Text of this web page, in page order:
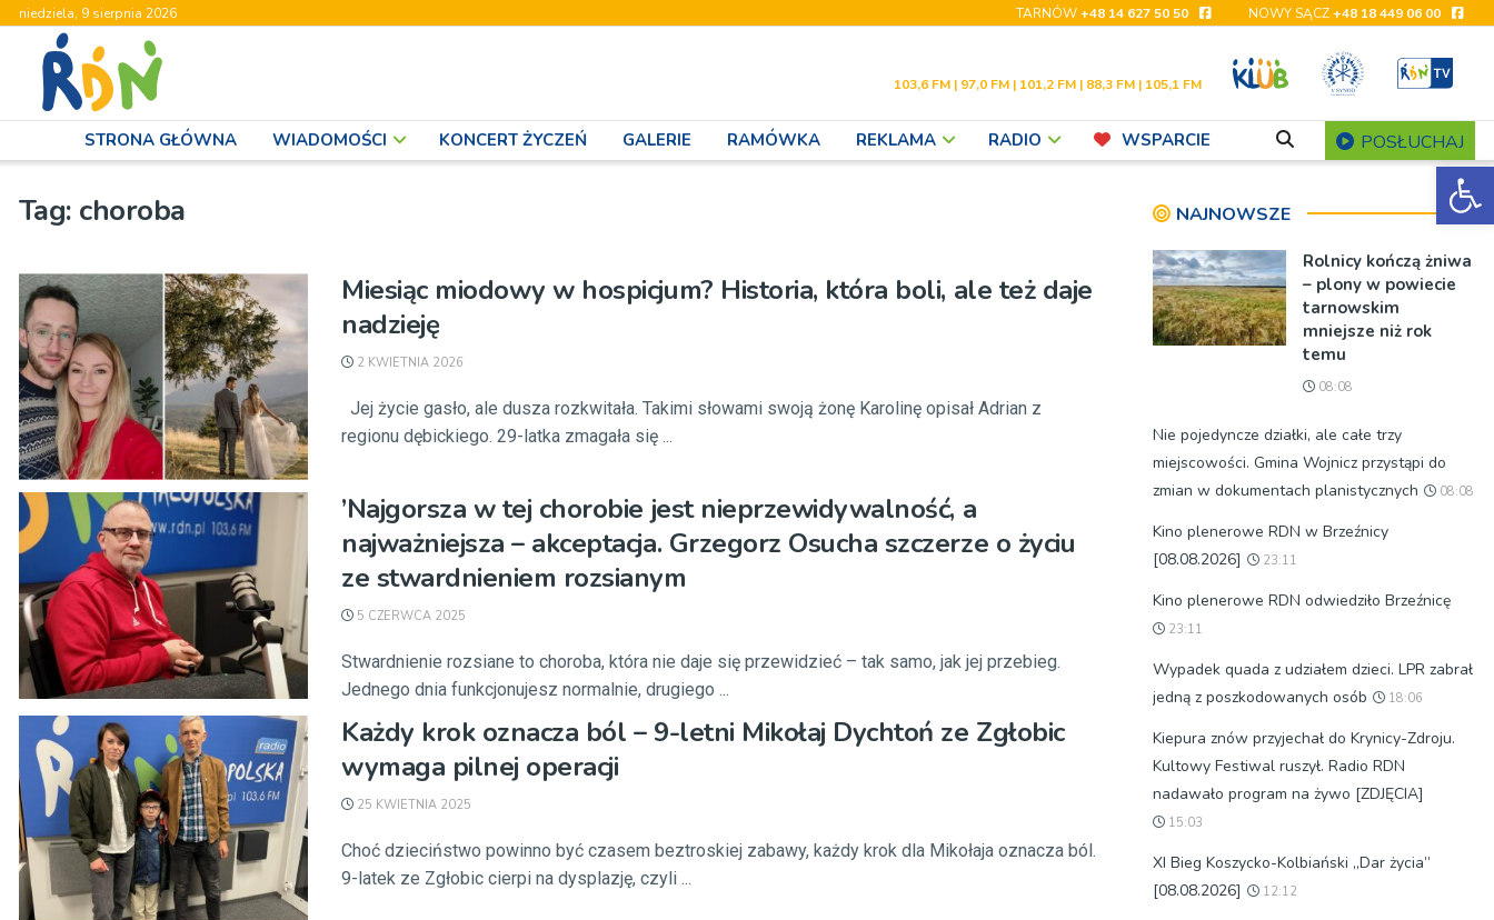
niedziela, 9 sierpnia 2026 TARNÓW+48 14 627 50 50 NOWY SĄCZ+48 18 449 06 00
103,6 FM | 97,0 FM | 101,2 FM | 88,3 FM | 105,1 FM
STRONA GŁÓWNA WIADOMOŚCI KONCERT ŻYCZEŃ GALERIE RAMÓWKA REKLAMA RADIO WSPARCIE POSŁUCHAJ
Tag: choroba
Miesiąc miodowy w hospicjum? Historia, która boli, ale też daje
nadzieję
2 KWIETNIA 2026
Jej życie gasło, ale dusza rozkwitała. Takimi słowami swoją żonę Karolinę opisał Adrian z
regionu dębickiego. 29-latka zmagała się ...
’Najgorsza w tej chorobie jest nieprzewidywalność, a
najważniejsza – akceptacja. Grzegorz Osucha szczerze o życiu
ze stwardnieniem rozsianym
5 CZERWCA 2025
Stwardnienie rozsiane to choroba, która nie daje się przewidzieć – tak samo, jak jej przebieg.
Jednego dnia funkcjonujesz normalnie, drugiego ...
Każdy krok oznacza ból – 9-letni Mikołaj Dychtoń ze Zgłobic
wymaga pilnej operacji
25 KWIETNIA 2025
Choć dzieciństwo powinno być czasem beztroskiej zabawy, każdy krok dla Mikołaja oznacza ból.
9-latek ze Zgłobic cierpi na dysplazję, czyli ...
NAJNOWSZE
Rolnicy kończą żniwa
– plony w powiecie
tarnowskim
mniejsze niż rok
temu
08:08
Nie pojedyncze działki, ale całe trzy
miejscowości. Gmina Wojnicz przystąpi do
zmian w dokumentach planistycznych
08:08
Kino plenerowe RDN w Brzeźnicy
[08.08.2026]
23:11
Kino plenerowe RDN odwiedziło Brzeźnicę
23:11
Wypadek quada z udziałem dzieci. LPR zabrał
jedną z poszkodowanych osób
18:06
Kiepura znów przyjechał do Krynicy-Zdroju.
Kultowy Festiwal ruszył. Radio RDN
nadawało program na żywo [ZDJĘCIA]
15:03
XI Bieg Koszycko-Kolbiański „Dar życia”
[08.08.2026]
12:12